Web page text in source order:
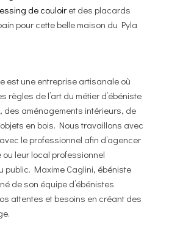
de couloir et des placards
pour cette belle maison du Pyla
est une entreprise artisanale où
règles de l’art du métier d’ébéniste
des aménagements intérieurs, de
en bois. Nous travaillons avec
le professionnel afin d’agencer
leur local professionnel
public. Maxime Caglini, ébéniste
de son équipe d’ébénistes
attentes et besoins en créant des